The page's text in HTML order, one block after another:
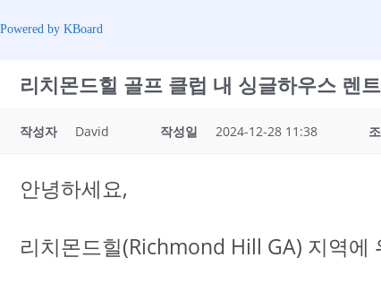
Powered by KBoard
리치몬드힐 골프 클럽 내 싱글하우스
작성자 David 작성일 2024-12-28 11:38
안녕하세요,
리치몬드힐(Richmond Hill GA) 지역에